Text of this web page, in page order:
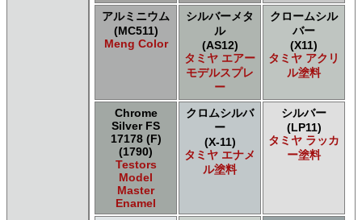
アルミニウム
(MC511)
Meng Color
シルバーメタ
ル
(AS12)
タミヤ エアー
モデルスプレ
ー
クロームシル
バー
(X11)
タミヤ アクリ
ル塗料
Chrome
Silver FS
17178 (F)
(1790)
Testors
Model
Master
Enamel
クロムシルバ
ー
(X-11)
タミヤ エナメ
ル塗料
シルバー
(LP11)
タミヤ ラッカ
ー塗料